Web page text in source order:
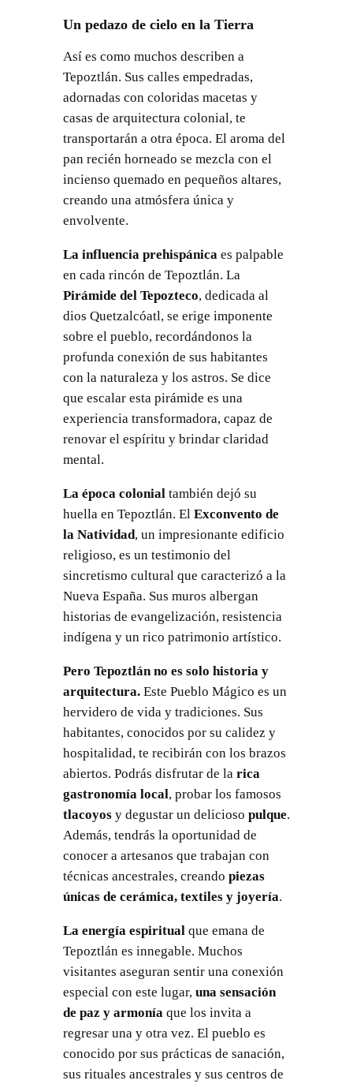
Un pedazo de cielo en la Tierra
Así es como muchos describen a
Tepoztlán. Sus calles empedradas,
adornadas con coloridas macetas y
casas de arquitectura colonial, te
transportarán a otra época. El aroma del
pan recién horneado se mezcla con el
incienso quemado en pequeños altares,
creando una atmósfera única y
envolvente.
La influencia prehispánicaes palpable
en cada rincón de Tepoztlán. La
Pirámide del Tepozteco, dedicada al
dios Quetzalcóatl, se erige imponente
sobre el pueblo, recordándonos la
profunda conexión de sus habitantes
con la naturaleza y los astros. Se dice
que escalar esta pirámide es una
experiencia transformadora, capaz de
renovar el espíritu y brindar claridad
mental.
La época colonialtambién dejó su
huella en Tepoztlán. El Exconvento de
la Natividad, un impresionante edificio
religioso, es un testimonio del
sincretismo cultural que caracterizó a la
Nueva España. Sus muros albergan
historias de evangelización, resistencia
indígena y un rico patrimonio artístico.
Pero Tepoztlán no es solo historia y
arquitectura.Este Pueblo Mágico es un
hervidero de vida y tradiciones. Sus
habitantes, conocidos por su calidez y
hospitalidad, te recibirán con los brazos
abiertos. Podrás disfrutar de la rica
gastronomía local, probar los famosos
tlacoyosy degustar un delicioso pulque.
Además, tendrás la oportunidad de
conocer a artesanos que trabajan con
técnicas ancestrales, creando piezas
únicas de cerámica, textiles y joyería.
La energía espiritual que emana de
Tepoztlán es innegable. Muchos
visitantes aseguran sentir una conexión
especial con este lugar, una sensación
de paz y armonía que los invita a
regresar una y otra vez. El pueblo es
conocido por sus prácticas de sanación,
sus rituales ancestrales y sus centros de